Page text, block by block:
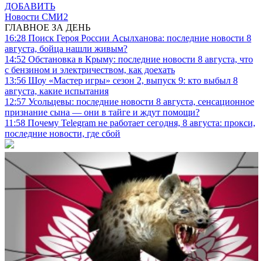
ДОБАВИТЬ
Новости СМИ2
ГЛАВНОЕ ЗА ДЕНЬ
16:28 Поиск Героя России Асылханова: последние новости 8
августа, бойца нашли живым?
14:52 Обстановка в Крыму: последние новости 8 августа, что
с бензином и электричеством, как доехать
13:56 Шоу «Мастер игры» сезон 2, выпуск 9: кто выбыл 8
августа, какие испытания
12:57 Усольцевы: последние новости 8 августа, сенсационное
признание сына — они в тайге и ждут помощи?
11:58 Почему Telegram не работает сегодня, 8 августа: прокси,
последние новости, где сбой